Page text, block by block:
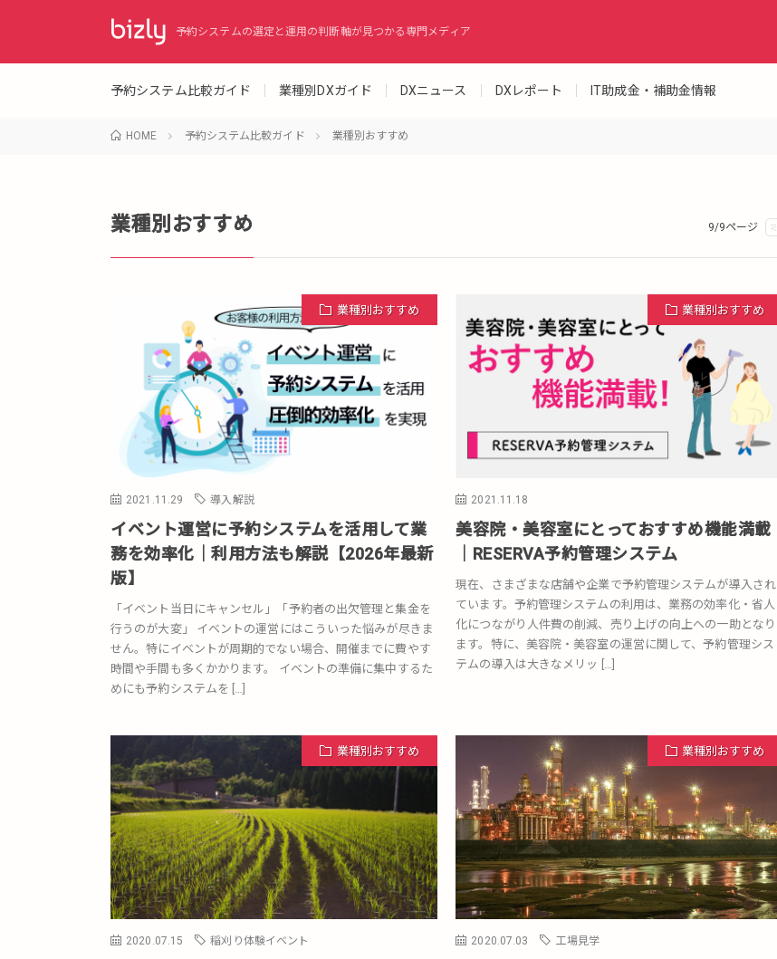
予約システムの選定と運用の判断軸が見つかる専門メディア
予約システム比較ガイド 業種別DXガイド DXニュース DXレポート IT助成金・補助金情報
HOME 予約システム比較ガイド 業種別おすすめ
業種別おすすめ 9/9ページ <
業種別おすすめ
2021.11.29 導入解説
イベント運営に予約システムを活用して業
務を効率化｜利用方法も解説【2026年最新
版】
「イベント当日にキャンセル」「予約者の出欠管理と集金を
行うのが大変」 イベントの運営にはこういった悩みが尽きま
せん。特にイベントが周期的でない場合、開催までに費やす
時間や手間も多くかかります。 イベントの準備に集中するた
めにも予約システムを […]
業種別おすすめ
2021.11.18
美容院・美容室にとっておすすめ機能満載
｜RESERVA予約管理システム
現在、さまざまな店舗や企業で予約管理システムが導入され
ています。予約管理システムの利用は、業務の効率化・省人
化につながり人件費の削減、売り上げの向上への一助となり
ます。特に、美容院・美容室の運営に関して、予約管理シス
テムの導入は大きなメリッ […]
業種別おすすめ
2020.07.15 稲刈り体験イベント
業種別おすすめ
2020.07.03 工場見学